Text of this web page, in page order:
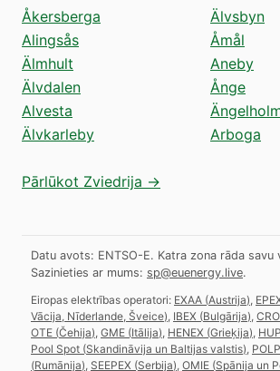
Åkersberga
Alingsås
Älmhult
Älvdalen
Alvesta
Älvkarleby
Älvsbyn
Åmål
Aneby
Ånge
Arboga
Pārlūkot Zviedrija →
Datu avots: ENTSO-E. Katra zona rāda savu
Sazinieties ar mums: sp@euenergy.live.
Eiropas elektrības operatori: EXAA (Austrija)
Vācija, Nīderlande, Šveice) IBEX (Bulgārija)
OTE (Čehija) GME (Itālija) HENEX (Grieķija)
Pool Spot (Skandināvija un Baltijas valstis)
(Rumānija) SEEPEX (Serbija) OMIE (Spānija un